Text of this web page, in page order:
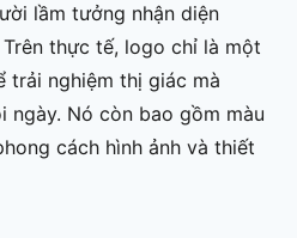
lầm tưởng nhận diện
thực tế, logo chỉ là một
trải nghiệm thị giác mà
ngày. Nó còn bao gồm màu
cách hình ảnh và thiết